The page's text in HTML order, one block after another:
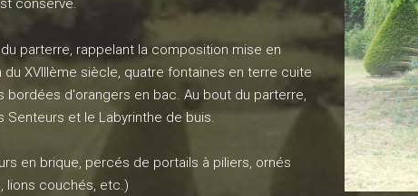
conservé.
parterre, rappelant la composition mise en
XVIIIème siècle, quatre fontaines en terre cuite
d'orangers en bac. Au bout du parterre,
et le Labyrinthe de buis.
en brique, percés de portails à piliers, ornés
lions couchés, etc.)